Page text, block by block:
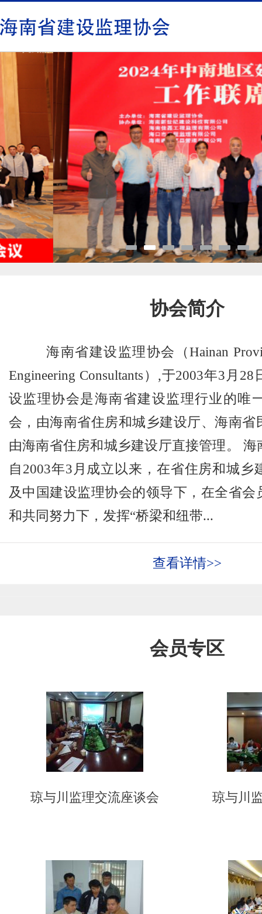
协会简介
海南省建设监理协会（Hainan
Engineering Consultants）,于2003年3月
设监理协会是海南省建设监理行业的唯
会，由海南省住房和城乡建设厅、海南省
由海南省住房和城乡建设厅直接管理。
自2003年3月成立以来，在省住房和城乡
及中国建设监理协会的领导下，在全省会
和共同努力下，发挥“桥梁和纽带...
查看详情>>
会员专区
琼与川监理交流座谈会 琼与川